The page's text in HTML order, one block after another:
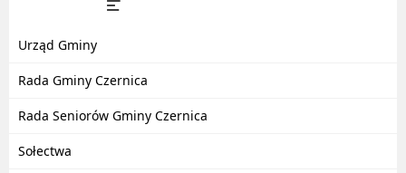
Urząd Gminy
Rada Gminy Czernica
Rada Seniorów Gminy Czernica
Sołectwa